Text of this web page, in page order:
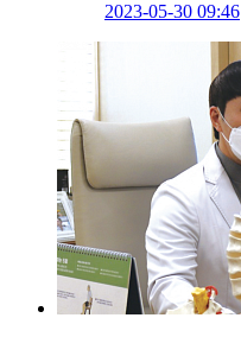
2023-05-30 09:46